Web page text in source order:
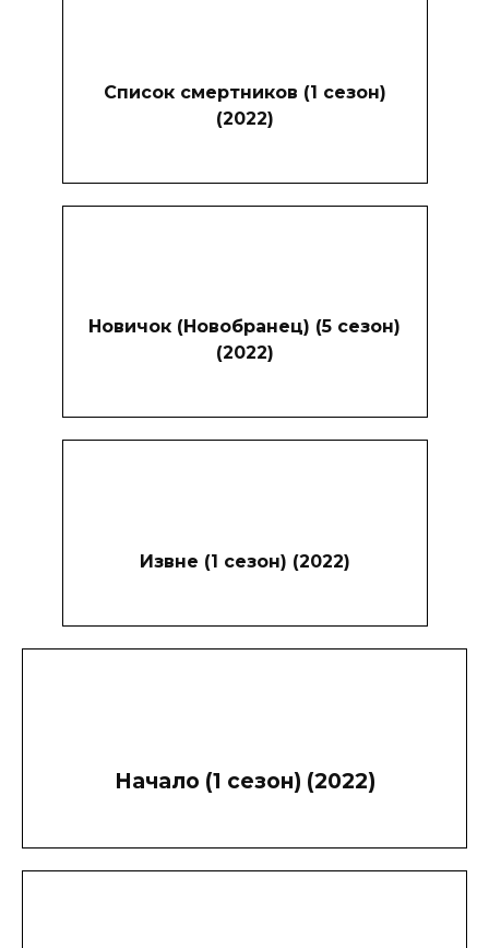
Список смертников (1 сезон)
(2022)
Новичок (Новобранец) (5 сезон)
(2022)
Извне (1 сезон) (2022)
Начало (1 сезон) (2022)